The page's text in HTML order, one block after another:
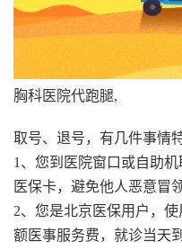
胸科医院代跑腿,
取号、退号，有几件事情
1、您到医院窗口或自助
医保卡，避免他人恶意冒领
2、您是北京医保用户，
额医事服务费，就诊当天